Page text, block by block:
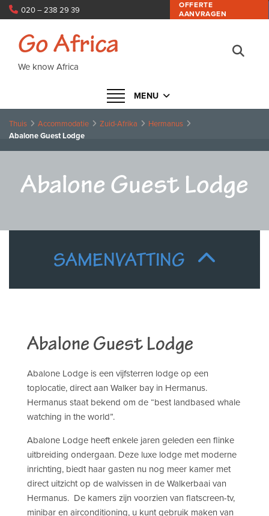
OFFERTE
AANVRAGEN
020 – 238 29 39
Navigatie in- of uitklappen
MENU
Go Africa
We know Africa
Thuis Accommodatie Zuid-Afrika
Hermanus
Abalone Guest Lodge
Abalone Guest Lodge
SAMENVATTING
Abalone Guest Lodge
Abalone Lodge is een vijfsterren lodge op een
toplocatie, direct aan Walker bay in Hermanus.
Hermanus staat bekend om de “best landbased whale
watching in the world”.
Abalone Lodge heeft enkele jaren geleden een flinke
uitbreiding ondergaan. Deze luxe lodge met moderne
inrichting, biedt haar gasten nu nog meer kamer met
direct uitzicht op de walvissen in de Walkerbaai van
Hermanus. De kamers zijn voorzien van flatscreen-tv,
minibar en airconditioning, u kunt gebruik maken van